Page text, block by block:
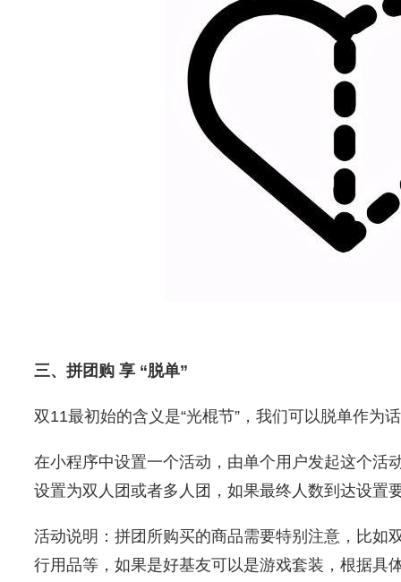
三、拼团购 享 “脱单”
双11最初始的含义是“光棍节”，我们可以脱单作为
在小程序中设置一个活动，由单个用户发起这个活
设置为双人团或者多人团，如果最终人数到达设置
活动说明：拼团所购买的商品需要特别注意，比如
行用品等，如果是好基友可以是游戏套装，根据具